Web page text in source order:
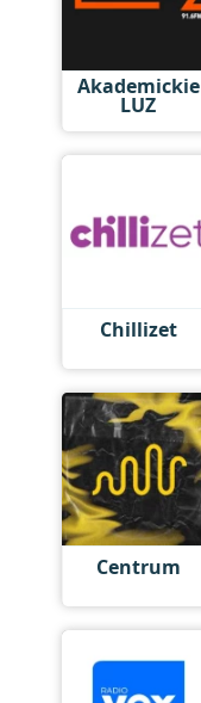
Akademickie
LUZ
Chillizet
Centrum